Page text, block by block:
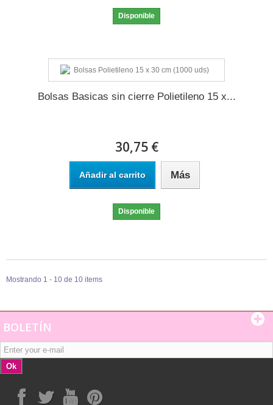
Disponible
Bolsas Basicas sin cierre Polietileno 15 x...
30,75 €
Añadir al carrito Más
Disponible
Mostrando 1 - 10 de 10 items
BOLETÍN
Ok